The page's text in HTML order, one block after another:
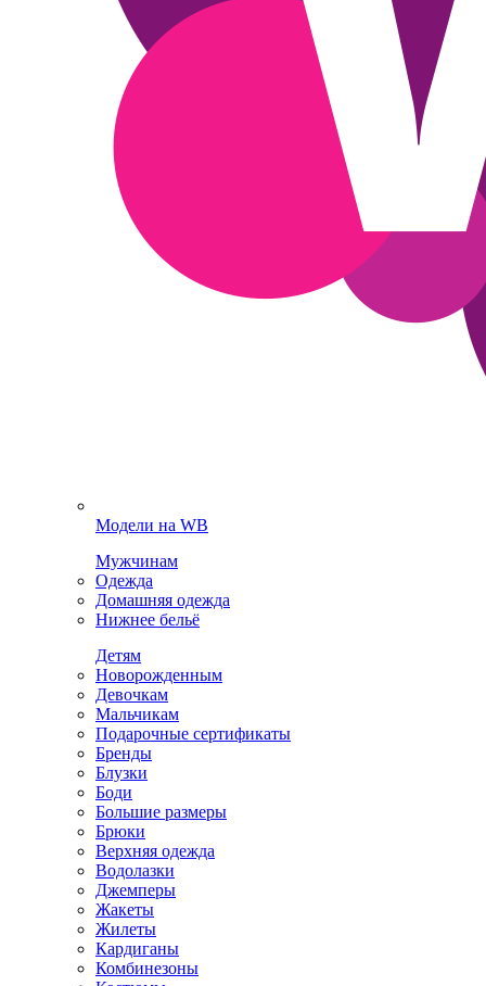
Модели на WB
Мужчинам
Одежда
Домашняя одежда
Нижнее бельё
Детям
Новорожденным
Девочкам
Мальчикам
Подарочные сертификаты
Бренды
Блузки
Боди
Большие размеры
Брюки
Верхняя одежда
Водолазки
Джемперы
Жакеты
Жилеты
Кардиганы
Комбинезоны